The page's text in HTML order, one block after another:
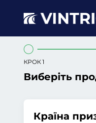
КРОК 1
Виберіть
Країна